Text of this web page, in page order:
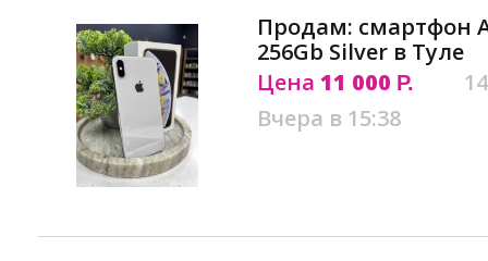
Продам: смартфон
256Gb Silver в Туле
Цена 11 000 Р.
Вчера в 15:38